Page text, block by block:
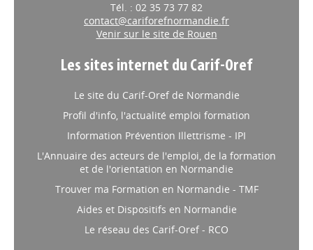
Tél. : 02 35 73 77 82
contact@cariforefnormandie.fr
Venir sur le site de Rouen
Les sites internet du Carif-Oref
Le site du Carif-Oref de Normandie
Profil d'info, l'actualité emploi formation
Information Prévention Illettrisme - IPI
L'Annuaire des acteurs de l'emploi, de la formation
et de l'orientation en Normandie
Trouver ma Formation en Normandie - TMF
Aides et Dispositifs en Normandie
Le réseau des Carif-Oref - RCO